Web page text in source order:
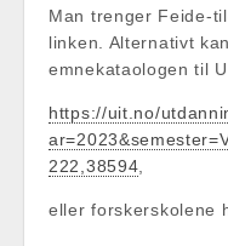
Man trenger Feide-
linken. Alternativt
emnekataologen til
https://uit.no/
222,38594
eller forskerskolene